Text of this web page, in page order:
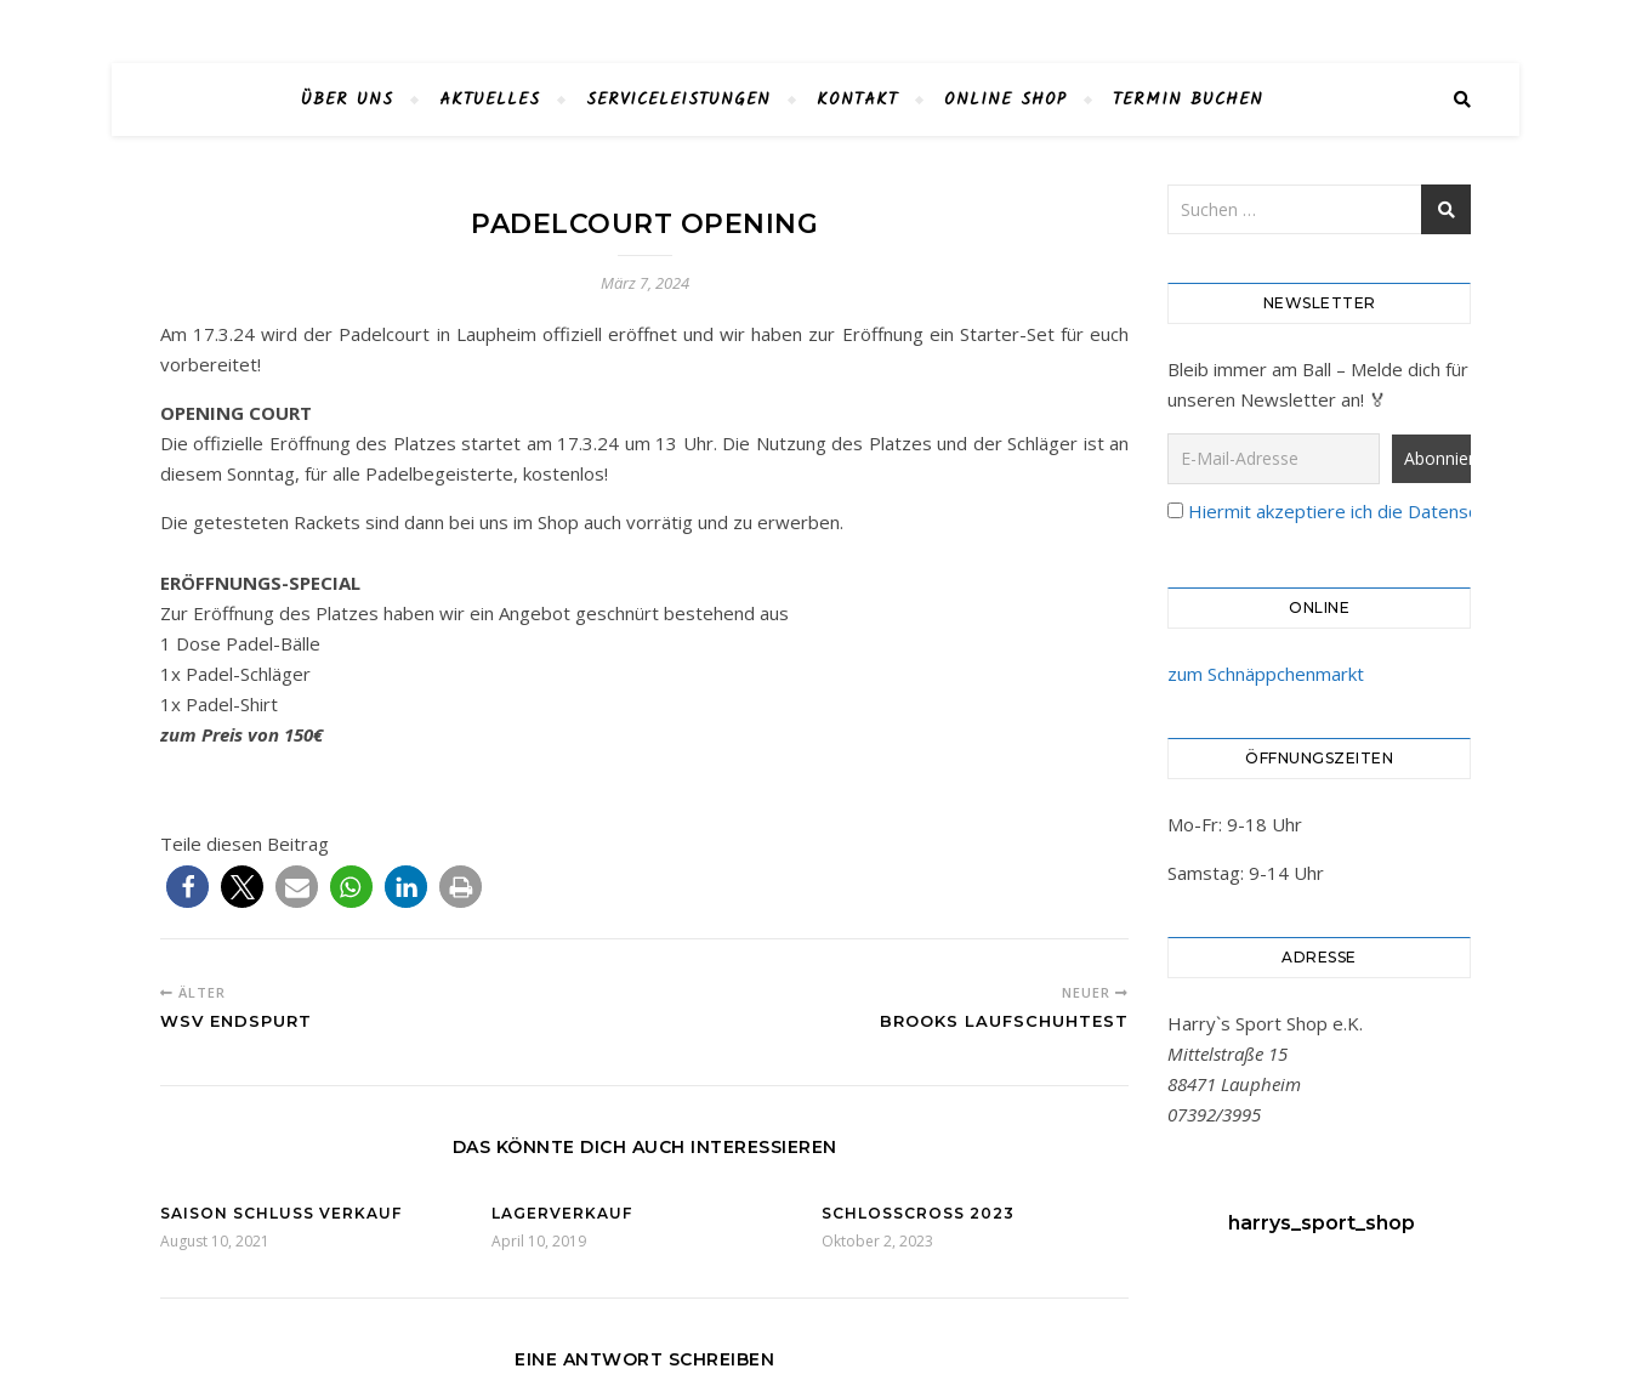
ÜBER UNS AKTUELLES SERVICELEISTUNGEN KONTAKT ONLINE SHOP TERMIN BUCHEN
PADELCOURT OPENING
März 7, 2024
Am 17.3.24 wird der Padelcourt in Laupheim offiziell eröffnet und wir haben zur Eröffnung ein Starter-Set für euch
vorbereitet!
OPENING COURT
Die offizielle Eröffnung des Platzes startet am 17.3.24 um 13 Uhr. Die Nutzung des Platzes und der Schläger ist an
diesem Sonntag, für alle Padelbegeisterte, kostenlos!
Die getesteten Rackets sind dann bei uns im Shop auch vorrätig und zu erwerben.
ERÖFFNUNGS-SPECIAL
Zur Eröffnung des Platzes haben wir ein Angebot geschnürt bestehend aus
1 Dose Padel-Bälle
1x Padel-Schläger
1x Padel-Shirt
zum Preis von 150€
Teile diesen Beitrag
ÄLTER
WSV ENDSPURT
NEUER
BROOKS LAUFSCHUHTEST
DAS KÖNNTE DICH AUCH INTERESSIEREN
SAISON SCHLUSS VERKAUF
August 10, 2021
LAGERVERKAUF
April 10, 2019
SCHLOSSCROSS 2023
Oktober 2, 2023
EINE ANTWORT SCHREIBEN
NEWSLETTER
Bleib immer am Ball – Melde dich für
unseren Newsletter an! 🏅
Hiermit akzeptiere ich die
ONLINE
zum Schnäppchenmarkt
ÖFFNUNGSZEITEN
Mo-Fr: 9-18 Uhr
Samstag: 9-14 Uhr
ADRESSE
Harry`s Sport Shop e.K.
Mittelstraße 15
88471 Laupheim
07392/3995
harrys_sport_shop